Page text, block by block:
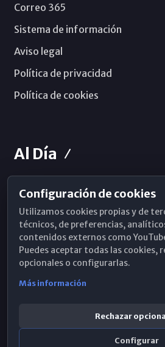
Correo 365
Sistema de información
Aviso legal
Política de privacidad
Política de cookies
Al Día
Horarios de Misa
Hemeroteca
WhatsApp
Configuración de cookies
Utilizamos cookies propias y de
técnicos, de preferencias,
contenidos externos como
Puedes aceptar todas las cookies,
opcionales o configurarlas.
Más información
Rechazar
Configurar